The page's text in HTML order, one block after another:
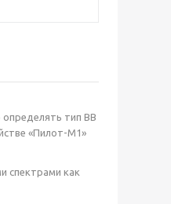
тип ВВ
«Пилот-М1»
спектрами как